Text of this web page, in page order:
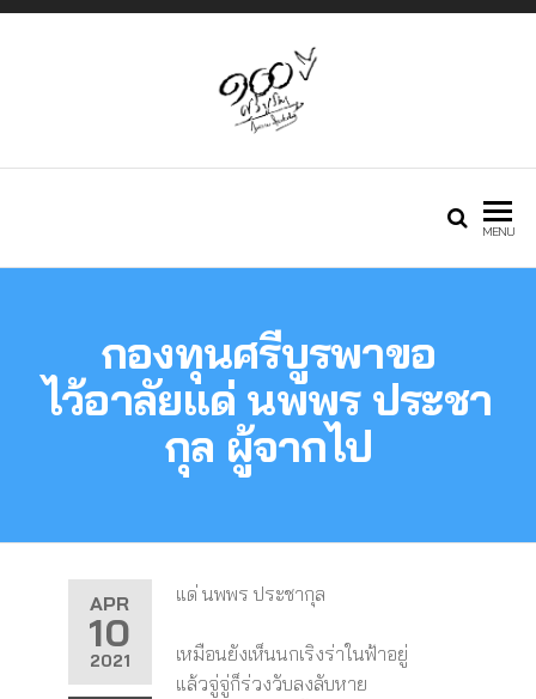
– Free Demos
site
MENU
กองทุนศรีบูรพาขอ
ไว้อาลัยแด่ นพพร ประชา
กุล ผู้จากไป
APR
10
2021
แด่ นพพร ประชากุล
เหมือนยังเห็นนกเริงร่าในฟ้าอยู่
แล้วจู่จู่ก็ร่วงวับลงลับหาย